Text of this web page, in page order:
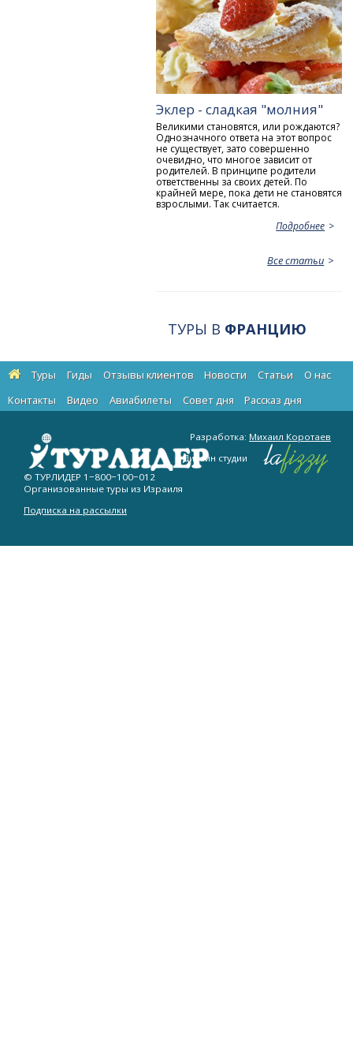
Эклер - сладкая "молния"
Великими становятся, или рождаются?
Однозначного ответа на этот вопрос
не существует, зато совершенно
очевидно, что многое зависит от
родителей. В принципе родители
ответственны за своих детей. По
крайней мере, пока дети не становятся
взрослыми. Так считается.
Подробнее
Все статьи
ТУРЫ В ФРАНЦИЮ
Туры Гиды Отзывы клиентов Новости Статьи
О нас
Контакты
Видео Авиабилеты Cовет дня Рассказ дня
© ТУРЛИДЕР 1−800−100−012
Организованные туры из Израиля
Подписка на рассылки
Разработка: Михаил Коротаев
Дизайн студии